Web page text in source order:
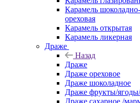
Карамель
ореховая
Карамель открытая
Карамель ликерная
Драже
Назад
Драже
Драже ореховое
Драже шоколадное
Драже фрукты/
Драже сахарное /